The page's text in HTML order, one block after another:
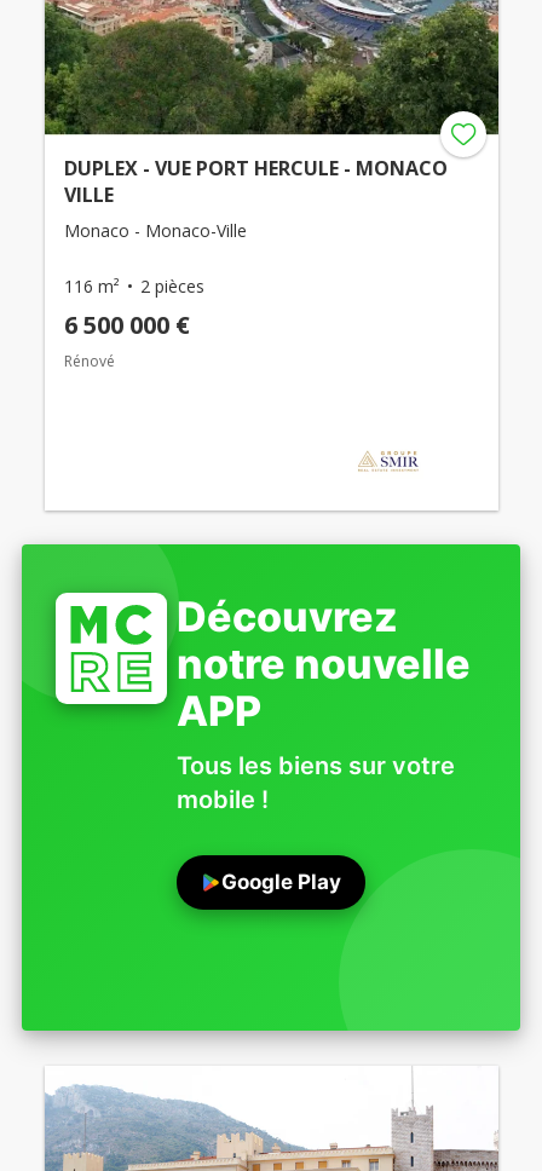
DUPLEX - VUE PORT HERCULE - MONACO
VILLE
Monaco - Monaco-Ville
116 m² 2 pièces
6 500 000 €
Rénové
Découvrez
notre nouvelle
APP
Tous les biens sur votre
mobile !
Google Play